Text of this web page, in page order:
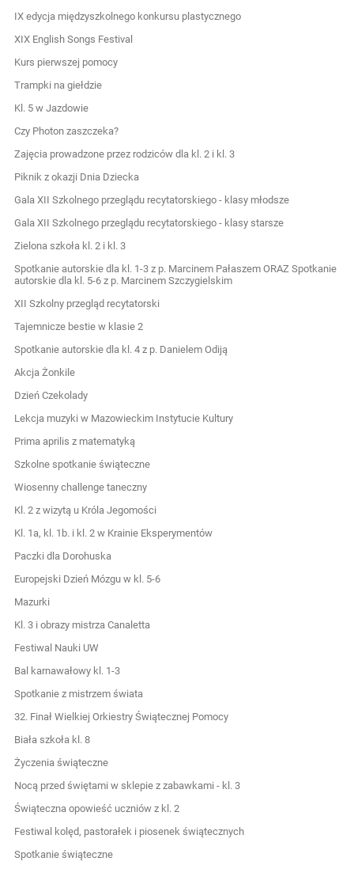
IX edycja międzyszkolnego konkursu plastycznego
XIX English Songs Festival
Kurs pierwszej pomocy
Trampki na giełdzie
Kl. 5 w Jazdowie
Czy Photon zaszczeka?
Zajęcia prowadzone przez rodziców dla kl. 2 i kl. 3
Piknik z okazji Dnia Dziecka
Gala XII Szkolnego przeglądu recytatorskiego - klasy młodsze
Gala XII Szkolnego przeglądu recytatorskiego - klasy starsze
Zielona szkoła kl. 2 i kl. 3
Spotkanie autorskie dla kl. 1-3 z p. Marcinem Pałaszem ORAZ Spotkanie
autorskie dla kl. 5-6 z p. Marcinem Szczygielskim
XII Szkolny przegląd recytatorski
Tajemnicze bestie w klasie 2
Spotkanie autorskie dla kl. 4 z p. Danielem Odiją
Akcja Żonkile
Dzień Czekolady
Lekcja muzyki w Mazowieckim Instytucie Kultury
Prima aprilis z matematyką
Szkolne spotkanie świąteczne
Wiosenny challenge taneczny
Kl. 2 z wizytą u Króla Jegomości
Kl. 1a, kl. 1b. i kl. 2 w Krainie Eksperymentów
Paczki dla Dorohuska
Europejski Dzień Mózgu w kl. 5-6
Mazurki
Kl. 3 i obrazy mistrza Canaletta
Festiwal Nauki UW
Bal karnawałowy kl. 1-3
Spotkanie z mistrzem świata
32. Finał Wielkiej Orkiestry Świątecznej Pomocy
Biała szkoła kl. 8
Życzenia świąteczne
Nocą przed świętami w sklepie z zabawkami - kl. 3
Świąteczna opowieść uczniów z kl. 2
Festiwal kolęd, pastorałek i piosenek świątecznych
Spotkanie świąteczne